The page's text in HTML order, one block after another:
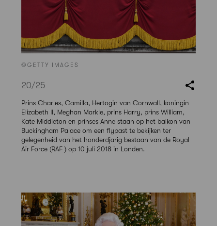
©GETTY IMAGES
20/25
Prins Charles, Camilla, Hertogin van Cornwall, koningin
Elizabeth II, Meghan Markle, prins Harry, prins William,
Kate Middleton en prinses Anne staan op het balkon van
Buckingham Palace om een flypast te bekijken ter
gelegenheid van het honderdjarig bestaan van de Royal
Air Force (RAF ) op 10 juli 2018 in Londen.